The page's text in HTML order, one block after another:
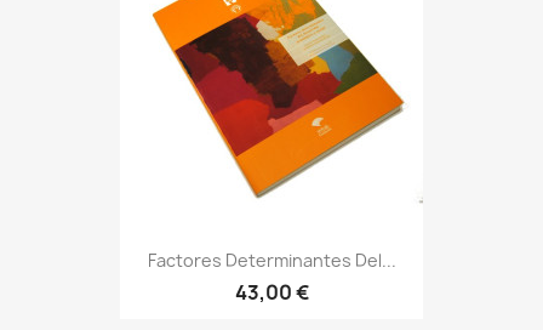
Factores Determinantes Del...
43,00 €